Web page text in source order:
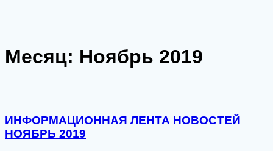
Месяц: Ноябрь 2019
ИНФОРМАЦИОННАЯ ЛЕНТА НОВОСТЕЙ
НОЯБРЬ 2019